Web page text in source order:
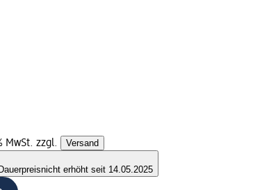
MwSt. zzgl. Versand
nicht erhöht seit 14.05.2025